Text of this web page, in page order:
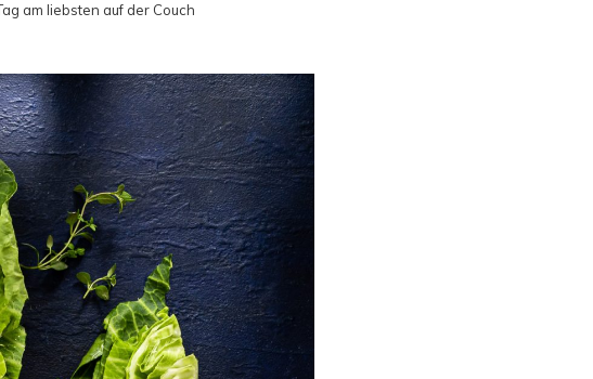
am liebsten auf der Couch